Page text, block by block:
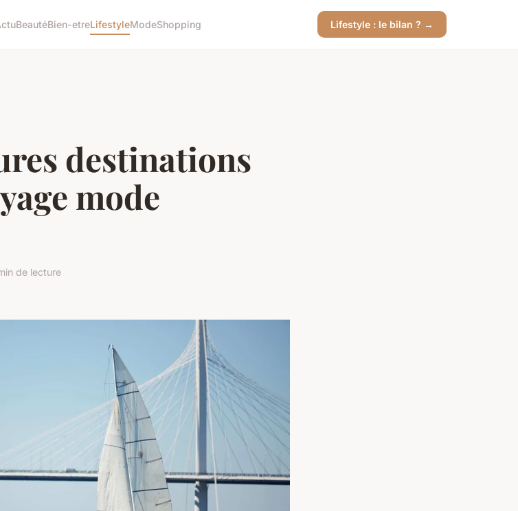
BeautéBien-etreLifestyleModeShopping Lifestyle : le bilan ? →
destinations
mode
de lecture